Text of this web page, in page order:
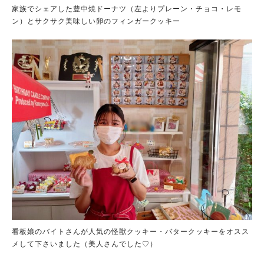
家族でシェアした豊中焼ドーナツ（左よりプレーン・チョコ・レモ
ン）とサクサク美味しい卵のフィンガークッキー
看板娘のバイトさんが人気の怪獣クッキー・バタークッキーをオスス
メして下さいました（美人さんでした♡）